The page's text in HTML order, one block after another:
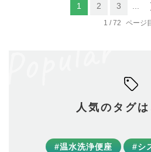
1 / 72
1 2 3
人気のタグ
#温水洗浄便座 #シ